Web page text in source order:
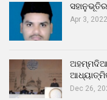
Apr 3, 2022
ଅହମ୍ମଦିଆ
Dec 26,